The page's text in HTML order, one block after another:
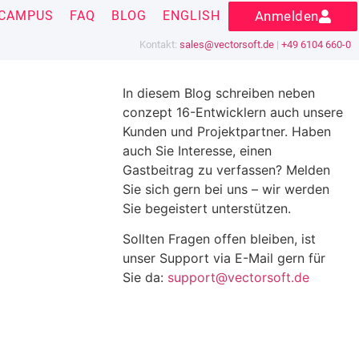
Kontakt: sales@vectorsoft.de | +49 6104 660-0
FAQ BLOG ENGLISH Anmelden
In diesem Blog schreiben neben
conzept 16-Entwicklern auch unsere
Kunden und Projektpartner. Haben
auch Sie Interesse, einen
Gastbeitrag zu verfassen? Melden
Sie sich gern bei uns – wir werden
Sie begeistert unterstützen.
Sollten Fragen offen bleiben, ist
unser Support via E-Mail gern für
Sie da: support@vectorsoft.de